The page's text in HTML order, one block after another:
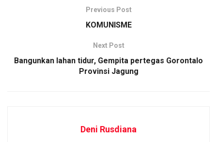
Previous Post
KOMUNISME
Next Post
Bangunkan lahan tidur, Gempita pertegas Gorontalo
Provinsi Jagung
Deni Rusdiana